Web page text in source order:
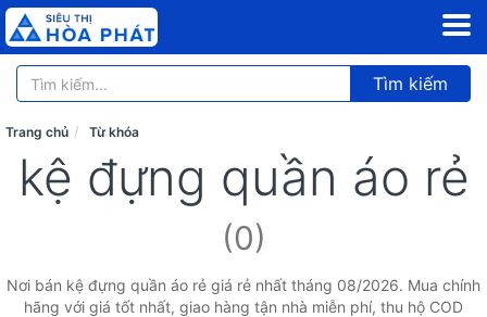
Tìm kiếm
Trang chủ Từ khóa
kệ đựng quần áo rẻ
(0)
Nơi bán kệ đựng quần áo rẻ giá rẻ nhất tháng 08/2026. Mua chính
hãng với giá tốt nhất, giao hàng tận nhà miễn phí, thu hộ COD